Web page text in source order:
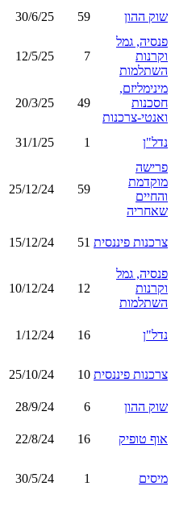
שוק ההון 59
30/6/25
פנסיה, גמל
וקרנות
השתלמות
7
12/5/25
מינימליזם,
חסכנות
ואנטי-צרכנות
49
20/3/25
נדל"ן 1
31/1/25
פרישה
מוקדמת
והחיים
שאחריה
59
25/12/24
צרכנות פיננסית 51
15/12/24
פנסיה, גמל
וקרנות
השתלמות
12
10/12/24
נדל"ן 16
1/12/24
צרכנות פיננסית 10
25/10/24
שוק ההון 6
28/9/24
אוף טופיק 16
22/8/24
מיסים 1
30/5/24